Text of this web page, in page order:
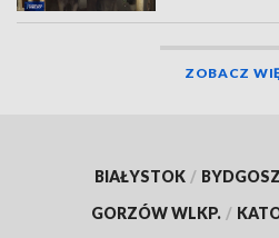
ZOBACZ
BIAŁYSTOK /
GORZÓW WLKP. /